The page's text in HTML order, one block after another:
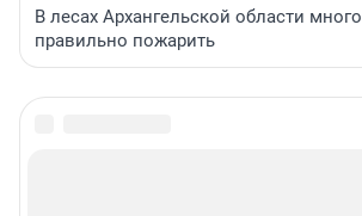
В лесах Архангельской области
правильно пожарить